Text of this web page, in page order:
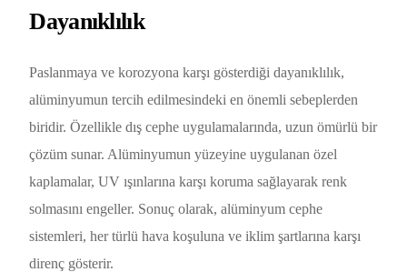
Dayanıklılık
Paslanmaya ve korozyona karşı gösterdiği dayanıklılık,
alüminyumun tercih edilmesindeki en önemli sebeplerden
biridir. Özellikle dış cephe uygulamalarında, uzun ömürlü bir
çözüm sunar. Alüminyumun yüzeyine uygulanan özel
kaplamalar, UV ışınlarına karşı koruma sağlayarak renk
solmasını engeller. Sonuç olarak, alüminyum cephe
sistemleri, her türlü hava koşuluna ve iklim şartlarına karşı
direnç gösterir.